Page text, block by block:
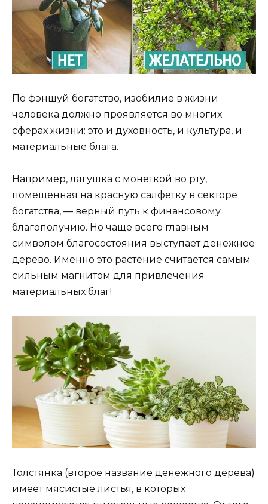
По фэншуй богатство, изобилие в жизни
человека должно проявляется во многих
сферах жизни: это и духовность, и культура, и
материальные блага.
Например, лягушка с монеткой во рту,
помещенная на красную салфетку в секторе
богатства, — верный путь к финансовому
благополучию. Но чаще всего главным
символом благосостояния выступает денежное
дерево. Именно это растение считается самым
сильным магнитом для привлечения
материальных благ!
Толстянка (второе название денежного дерева)
имеет мясистые листья, в которых